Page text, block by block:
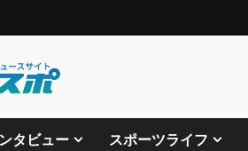
タビュー スポーツライフ